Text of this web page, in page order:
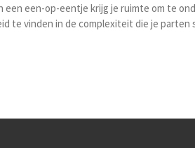
een-op-eentje krijg je ruimte om te
te vinden in de complexiteit die je parten